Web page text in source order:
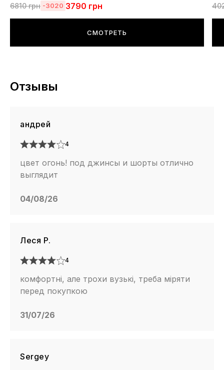
6810грн -3020 3790 грн
СМОТРЕТЬ
Отзывы
андрей
4
цвет огонь! под джинсы и шорты отлично
выглядит
04/08/26
Леся Р.
4
комфортні, але трохи вузькі, треба міряти
перед покупкою
31/07/26
Sergey